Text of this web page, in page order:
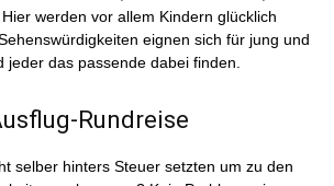
werden vor allem Kindern glücklich
eignen sich für jung und
jeder das passende dabei finden.
Rundreise
selber hinters Steuer setzten um zu den